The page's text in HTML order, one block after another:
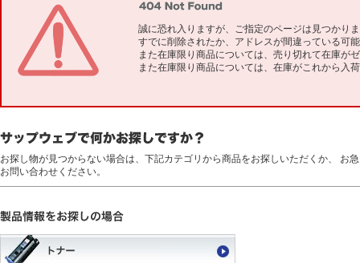
誠に恐れ入りますが、ご指定のページは見つかり
すでに削除されたか、アドレスが間違っている可
また在庫限り商品については、売り切れて在庫が
また在庫限り商品については、在庫がこれから入
お探し物が見つからない場合は、下記カテゴリから商品をお探しいただくか、 お
お問い合わせください。